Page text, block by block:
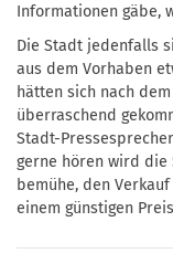
Informationen gäbe,
Die Stadt jedenfalls
aus dem Vorhaben
hätten sich nach
überraschend
Stadt-
gerne hören wird die
bemühe, den
einem günstigen